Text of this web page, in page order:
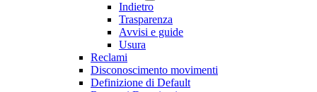
Indietro
Trasparenza
Avvisi e guide
Usura
Reclami
Disconoscimento movimenti
Definizione di Default